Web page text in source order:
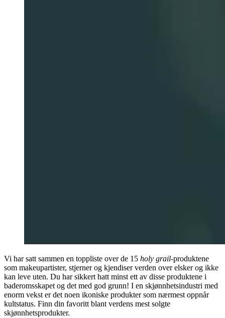
Vi har satt sammen en toppliste over de 15 holy grail-produktene
som makeupartister, stjerner og kjendiser verden over elsker og ikke
kan leve uten. Du har sikkert hatt minst ett av disse produktene i
baderomsskapet og det med god grunn! I en skjønnhetsindustri med
enorm vekst er det noen ikoniske produkter som nærmest oppnår
kultstatus. Finn din favoritt blant verdens mest solgte
skjønnhetsprodukter.